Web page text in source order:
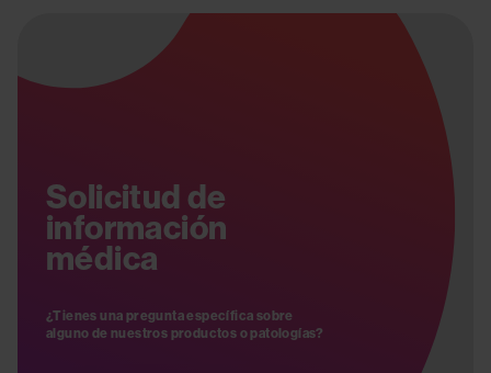
Solicitud de
información
médica
¿Tienes una pregunta específica sobre